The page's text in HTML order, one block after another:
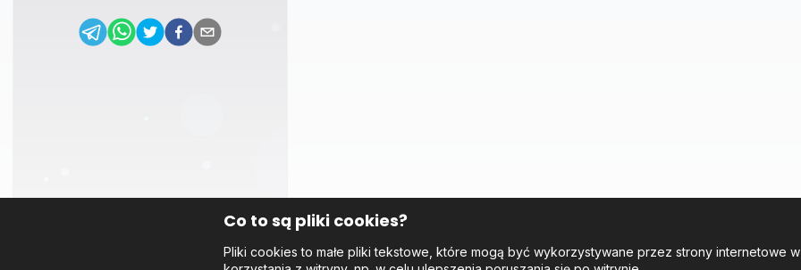
Co to są pliki cookies?
Pliki cookies to małe pliki tekstowe, które mogą być wykorzystywane przez strony internetowe